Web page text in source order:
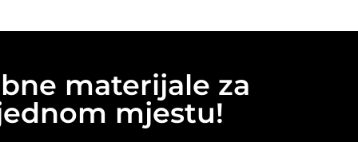
materijale za
mjestu!